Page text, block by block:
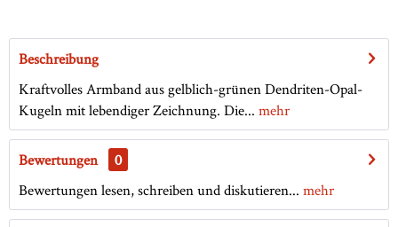
Beschreibung
Kraftvolles Armband aus gelblich-grünen Dendriten-Opal-
Kugeln mit lebendiger Zeichnung. Die... mehr
Bewertungen
0
Bewertungen lesen, schreiben und diskutieren... mehr